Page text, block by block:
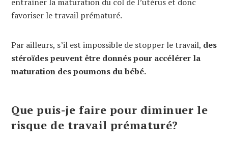
favoriser le travail prématuré.
Par ailleurs, s’il est impossible de stopper le travail, des
stéroïdes peuvent être donnés pour accélérer la
maturation des poumons du bébé.
Que puis-je faire pour diminuer le
risque de travail prématuré?